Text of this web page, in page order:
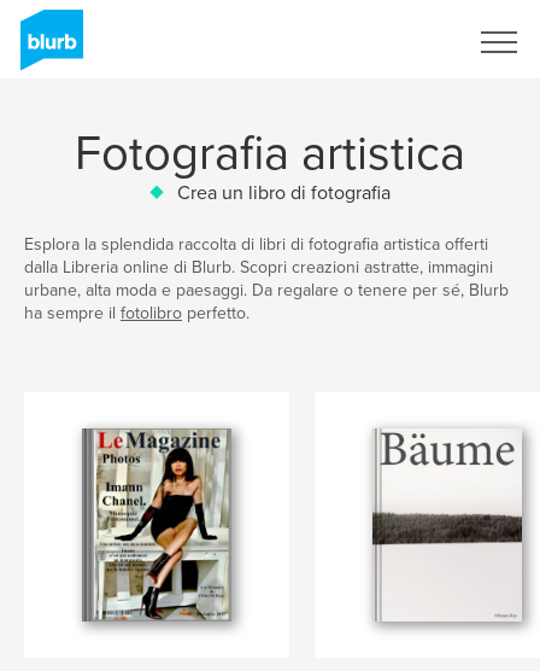
Fotografia artistica
Crea un libro di fotografia
Esplora la splendida raccolta di libri di fotografia artistica offerti
dalla Libreria online di Blurb. Scopri creazioni astratte, immagini
urbane, alta moda e paesaggi. Da regalare o tenere per sé, Blurb
ha sempre il fotolibro perfetto.